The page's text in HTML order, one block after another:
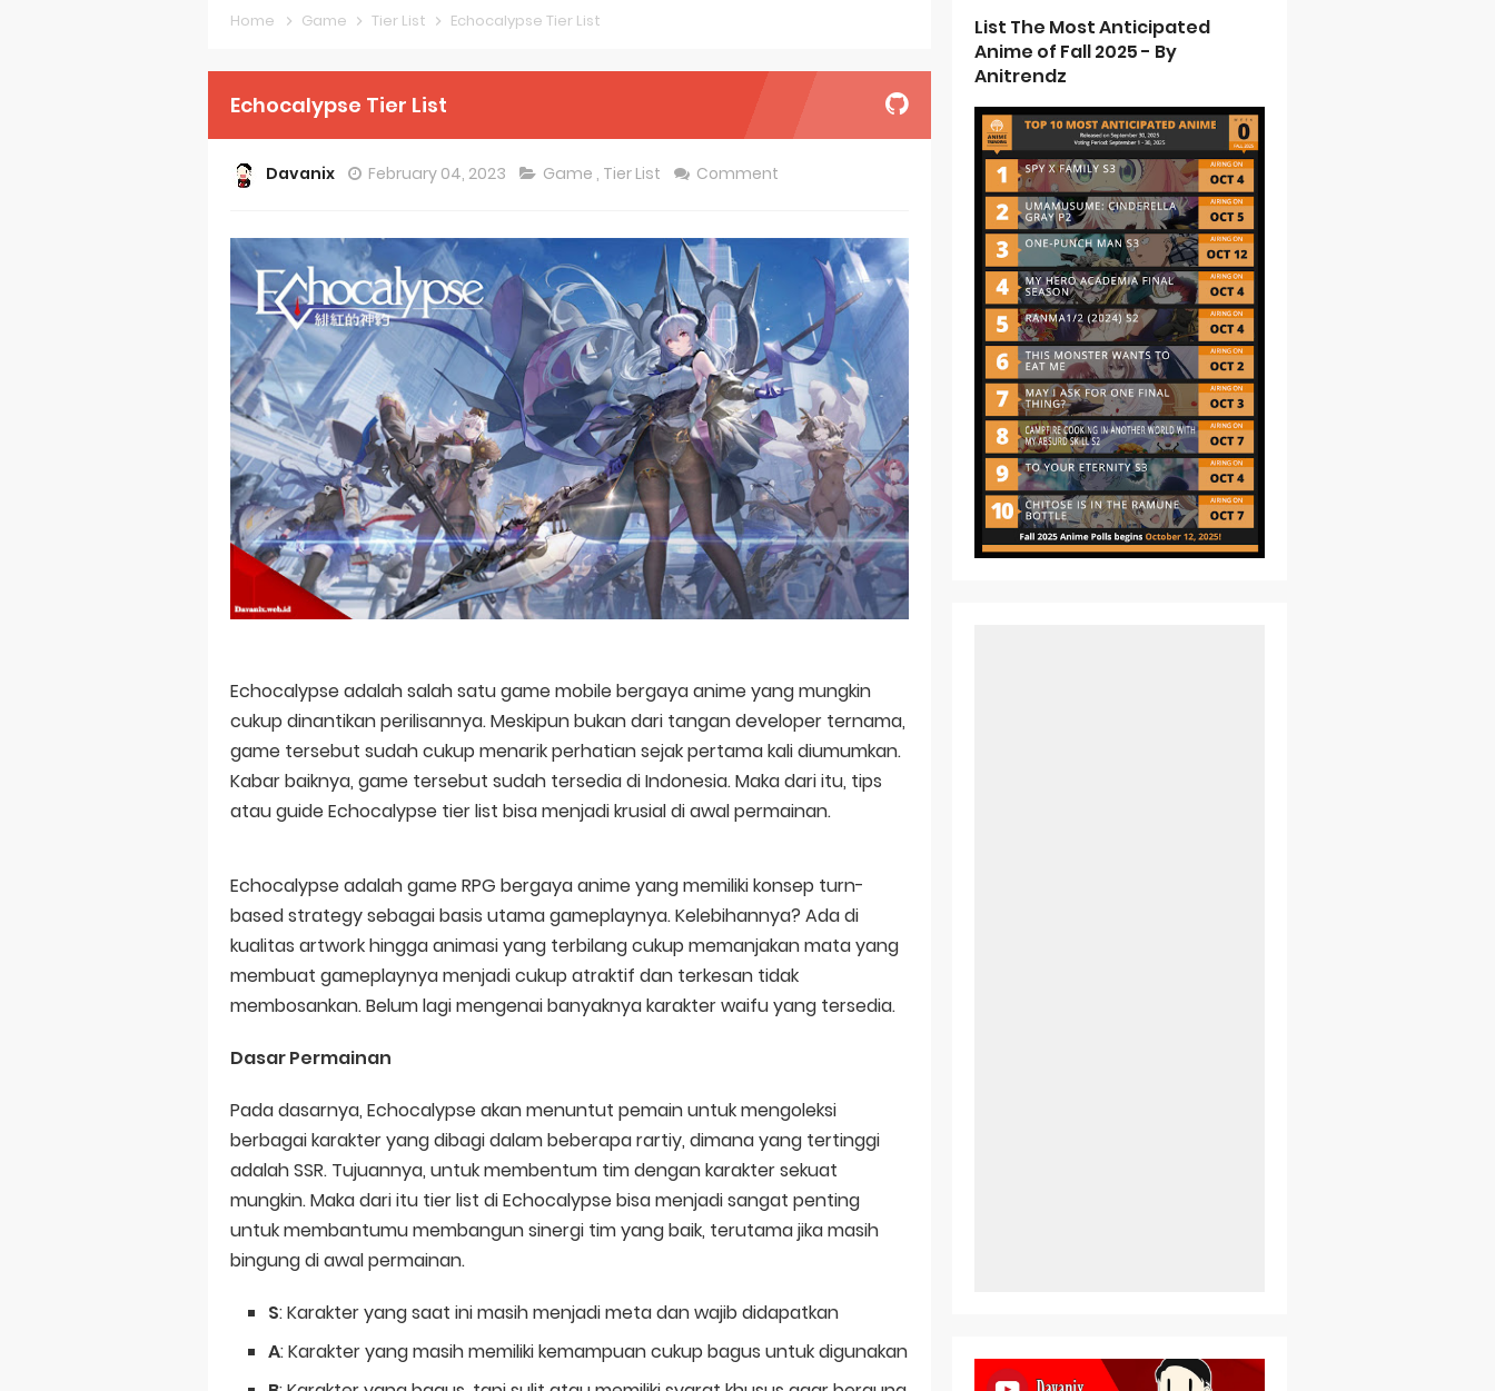
Clevatess Season 2 July Premiere
Medalist Anime Get 2027 Movie
Mistress Kanan is Devilishly Easy April Premiere
Sakuna: Of Rice and Ruin Sequel Novel Gets TV Anime
KonoSuba Get 4th Season
Monster Eater Receives Anime in April 2026
Skeleton Knight in Another World Season 2 July 2026 Premiere
Basketball Project ZERO RISE Gets Anime
Jujutsu Kaisen Season 3 New Visual
The Case Book of Arne Reveals New Visual and Trailer
Made in Abyss: Mezameru Shinpi Anime Fall 2026
Ichijyoma Mankitsu Gurashi TV Anime Reveals Teaser
Home Game Tier List Echocalypse Tier List
Echocalypse Tier List
Davanix February 04, 2023 Game , Tier List Comment
Echocalypse adalah salah satu game mobile bergaya anime yang mungkin
cukup dinantikan perilisannya. Meskipun bukan dari tangan developer ternama,
game tersebut sudah cukup menarik perhatian sejak pertama kali diumumkan.
Kabar baiknya, game tersebut sudah tersedia di Indonesia. Maka dari itu, tips
atau guide Echocalypse tier list bisa menjadi krusial di awal permainan.
Echocalypse adalah game RPG bergaya anime yang memiliki konsep turn-
based strategy sebagai basis utama gameplaynya. Kelebihannya? Ada di
kualitas artwork hingga animasi yang terbilang cukup memanjakan mata yang
membuat gameplaynya menjadi cukup atraktif dan terkesan tidak
membosankan. Belum lagi mengenai banyaknya karakter waifu yang tersedia.
Dasar Permainan
Pada dasarnya, Echocalypse akan menuntut pemain untuk mengoleksi
berbagai karakter yang dibagi dalam beberapa rartiy, dimana yang tertinggi
adalah SSR. Tujuannya, untuk membentum tim dengan karakter sekuat
mungkin. Maka dari itu tier list di Echocalypse bisa menjadi sangat penting
untuk membantumu membangun sinergi tim yang baik, terutama jika masih
bingung di awal permainan.
S: Karakter yang saat ini masih menjadi meta dan wajib didapatkan
A: Karakter yang masih memiliki kemampuan cukup bagus untuk digunakan
List The Most Anticipated
Anime of Fall 2025 - By
Anitrendz